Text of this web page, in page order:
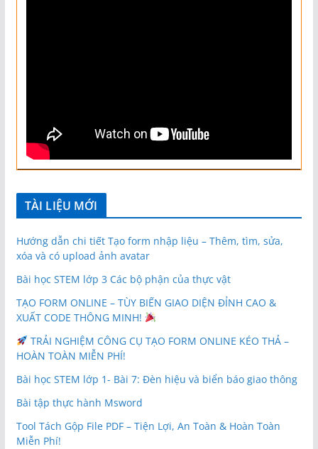
TÀI LIỆU MỚI
Hướng dẫn chi tiết Tạo form nhập liệu – Thêm, tìm, sửa,
xóa và có upload ảnh avatar
Bài học STEM lớp 3 Các bộ phận của thực vật
TẠO FORM ONLINE – TÙY BIẾN GIAO DIỆN ĐỈNH CAO &
XUẤT CODE THÔNG MINH!
TRẢI NGHIỆM CÔNG CỤ TẠO FORM ONLINE KÉO THẢ –
HOÀN TOÀN MIỄN PHÍ!
Bài học STEM lớp 1- Bài 7: Đèn hiệu và biển báo giao thông
Bài tập thực hành Msword
Tool Tách Gộp File PDF – Tiện Lợi, An Toàn & Hoàn Toàn
Miễn Phí!